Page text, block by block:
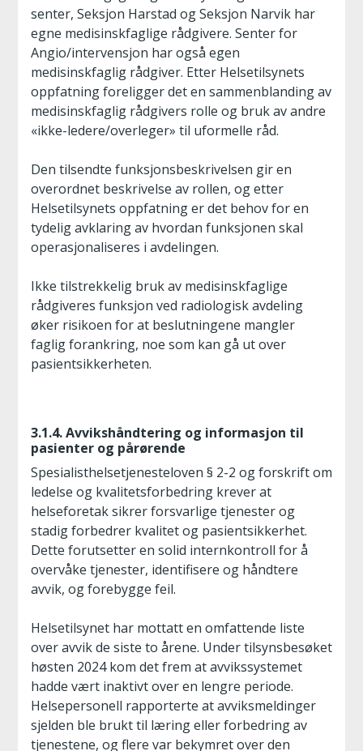
senter, Seksjon Harstad og Seksjon Narvik har
egne medisinskfaglige rådgivere. Senter for
Angio/intervensjon har også egen
medisinskfaglig rådgiver. Etter Helsetilsynets
oppfatning foreligger det en sammenblanding av
medisinskfaglig rådgivers rolle og bruk av andre
«ikke-ledere/overleger» til uformelle råd.
Den tilsendte funksjonsbeskrivelsen gir en
overordnet beskrivelse av rollen, og etter
Helsetilsynets oppfatning er det behov for en
tydelig avklaring av hvordan funksjonen skal
operasjonaliseres i avdelingen.
Ikke tilstrekkelig bruk av medisinskfaglige
rådgiveres funksjon ved radiologisk avdeling
øker risikoen for at beslutningene mangler
faglig forankring, noe som kan gå ut over
pasientsikkerheten.
3.1.4. Avvikshåndtering og informasjon til
pasienter og pårørende
Spesialisthelsetjenesteloven § 2-2 og forskrift om
ledelse og kvalitetsforbedring krever at
helseforetak sikrer forsvarlige tjenester og
stadig forbedrer kvalitet og pasientsikkerhet.
Dette forutsetter en solid internkontroll for å
overvåke tjenester, identifisere og håndtere
avvik, og forebygge feil.
Helsetilsynet har mottatt en omfattende liste
over avvik de siste to årene. Under tilsynsbesøket
høsten 2024 kom det frem at avvikssystemet
hadde vært inaktivt over en lengre periode.
Helsepersonell rapporterte at avviksmeldinger
sjelden ble brukt til læring eller forbedring av
tjenestene, og flere var bekymret over den